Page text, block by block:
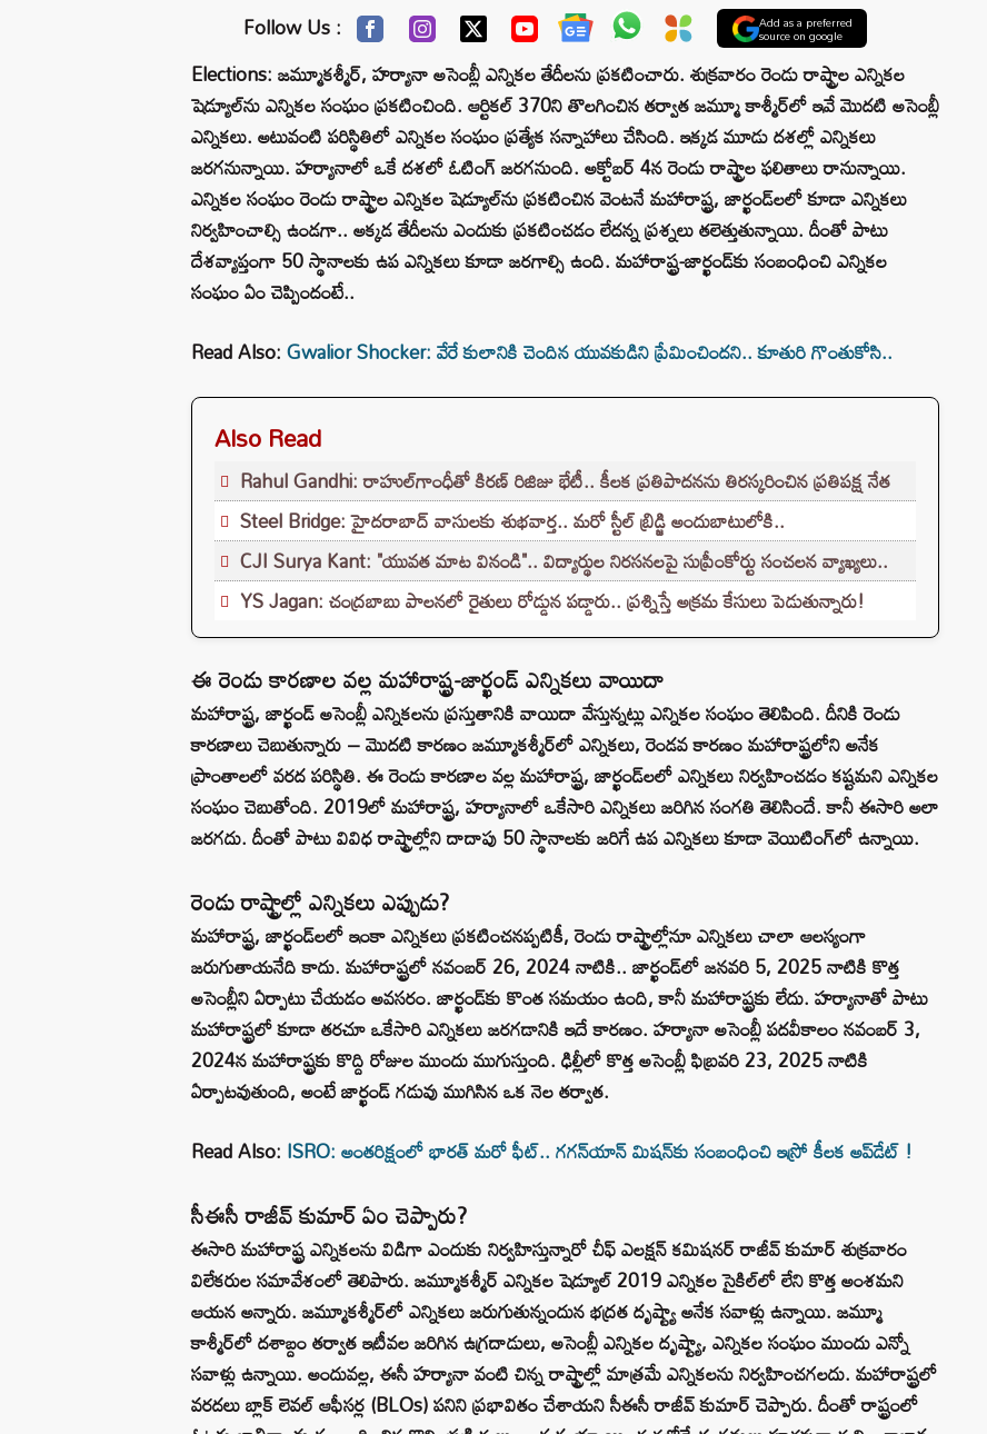
Follow Us : Add as a preferred
source on google
Elections: జమ్మూకశ్మీర్, హర్యానా అసెంబ్లీ ఎన్నికల తేదీలను ప్రకటించారు. శుక్రవారం రెండు రాష్ట్రాల ఎన్నికల
షెడ్యూల్‌ను ఎన్నికల సంఘం ప్రకటించింది. ఆర్టికల్ 370ని తొలగించిన తర్వాత జమ్మూ కాశ్మీర్‌లో ఇవే మొదటి అసెంబ్లీ
ఎన్నికలు. అటువంటి పరిస్థితిలో ఎన్నికల సంఘం ప్రత్యేక సన్నాహాలు చేసింది. ఇక్కడ మూడు దశల్లో ఎన్నికలు
జరగనున్నాయి. హర్యానాలో ఒకే దశలో ఓటింగ్ జరగనుంది. అక్టోబర్ 4న రెండు రాష్ట్రాల ఫలితాలు రానున్నాయి.
ఎన్నికల సంఘం రెండు రాష్ట్రాల ఎన్నికల షెడ్యూల్‌ను ప్రకటించిన వెంటనే మహారాష్ట్ర, జార్ఖండ్‌లలో కూడా ఎన్నికలు
నిర్వహించాల్సి ఉండగా.. అక్కడ తేదీలను ఎందుకు ప్రకటించడం లేదన్న ప్రశ్నలు తలెత్తుతున్నాయి. దీంతో పాటు
దేశవ్యాప్తంగా 50 స్థానాలకు ఉప ఎన్నికలు కూడా జరగాల్సి ఉంది. మహారాష్ట్ర-జార్ఖండ్‌కు సంబంధించి ఎన్నికల
సంఘం ఏం చెప్పిందంటే..
Read Also:Gwalior Shocker: వేరే కులానికి చెందిన యువకుడిని ప్రేమించిందని.. కూతురి గొంతుకోసి..
Also Read
Rahul Gandhi: రాహుల్‌గాంధీతో కిరణ్ రిజిజు భేటీ.. కీలక ప్రతిపాదనను తిరస్కరించిన ప్రతిపక్ష నేత
Steel Bridge: హైదరాబాద్ వాసులకు శుభవార్త.. మరో స్టీల్ బ్రిడ్జి అందుబాటులోకి..
CJI Surya Kant: "యువత మాట వినండి".. విద్యార్థుల నిరసనలపై సుప్రీంకోర్టు సంచలన వ్యాఖ్యలు..
YS Jagan: చంద్రబాబు పాలనలో రైతులు రోడ్డున పడ్డారు.. ప్రశ్నిస్తే అక్రమ కేసులు పెడుతున్నారు!
ఈ రెండు కారణాల వల్ల మహారాష్ట్ర-జార్ఖండ్ ఎన్నికలు వాయిదా
మహారాష్ట్ర, జార్ఖండ్ అసెంబ్లీ ఎన్నికలను ప్రస్తుతానికి వాయిదా వేస్తున్నట్లు ఎన్నికల సంఘం తెలిపింది. దీనికి రెండు
కారణాలు చెబుతున్నారు – మొదటి కారణం జమ్మూకశ్మీర్‌లో ఎన్నికలు, రెండవ కారణం మహారాష్ట్రలోని అనేక
ప్రాంతాలలో వరద పరిస్థితి. ఈ రెండు కారణాల వల్ల మహారాష్ట్ర, జార్ఖండ్‌లలో ఎన్నికలు నిర్వహించడం కష్టమని ఎన్నికల
సంఘం చెబుతోంది. 2019లో మహారాష్ట్ర, హర్యానాలో ఒకేసారి ఎన్నికలు జరిగిన సంగతి తెలిసిందే. కానీ ఈసారి అలా
జరగదు. దీంతో పాటు వివిధ రాష్ట్రాల్లోని దాదాపు 50 స్థానాలకు జరిగే ఉప ఎన్నికలు కూడా వెయిటింగ్‌లో ఉన్నాయి.
రెండు రాష్ట్రాల్లో ఎన్నికలు ఎప్పుడు?
మహారాష్ట్ర, జార్ఖండ్‌లలో ఇంకా ఎన్నికలు ప్రకటించనప్పటికీ, రెండు రాష్ట్రాల్లోనూ ఎన్నికలు చాలా ఆలస్యంగా
జరుగుతాయనేది కాదు. మహారాష్ట్రలో నవంబర్ 26, 2024 నాటికి.. జార్ఖండ్‌లో జనవరి 5, 2025 నాటికి కొత్త
అసెంబ్లీని ఏర్పాటు చేయడం అవసరం. జార్ఖండ్‌కు కొంత సమయం ఉంది, కానీ మహారాష్ట్రకు లేదు. హర్యానాతో పాటు
మహారాష్ట్రలో కూడా తరచూ ఒకేసారి ఎన్నికలు జరగడానికి ఇదే కారణం. హర్యానా అసెంబ్లీ పదవీకాలం నవంబర్ 3,
2024న మహారాష్ట్రకు కొద్ది రోజుల ముందు ముగుస్తుంది. ఢిల్లీలో కొత్త అసెంబ్లీ ఫిబ్రవరి 23, 2025 నాటికి
ఏర్పాటవుతుంది, అంటే జార్ఖండ్ గడువు ముగిసిన ఒక నెల తర్వాత.
Read Also: ISRO: అంతరిక్షంలో భారత్‌ మరో ఫీట్‌.. గగన్‌యాన్‌ మిషన్‌కు సంబంధించి ఇస్రో కీలక అప్‌డేట్‌ !
సీఈసీ రాజీవ్ కుమార్ ఏం చెప్పారు?
ఈసారి మహారాష్ట్ర ఎన్నికలను విడిగా ఎందుకు నిర్వహిస్తున్నారో చీఫ్ ఎలక్షన్ కమిషనర్ రాజీవ్ కుమార్ శుక్రవారం
విలేకరుల సమావేశంలో తెలిపారు. జమ్మూకశ్మీర్ ఎన్నికల షెడ్యూల్ 2019 ఎన్నికల సైకిల్‌లో లేని కొత్త అంశమని
ఆయన అన్నారు. జమ్మూకశ్మీర్‌లో ఎన్నికలు జరుగుతున్నందున భద్రత దృష్ట్యా అనేక సవాళ్లు ఉన్నాయి. జమ్మూ
కాశ్మీర్‌లో దశాబ్దం తర్వాత ఇటీవల జరిగిన ఉగ్రదాడులు, అసెంబ్లీ ఎన్నికల దృష్ట్యా, ఎన్నికల సంఘం ముందు ఎన్నో
సవాళ్లు ఉన్నాయి. అందువల్ల, ఈసీ హర్యానా వంటి చిన్న రాష్ట్రాల్లో మాత్రమే ఎన్నికలను నిర్వహించగలదు. మహారాష్ట్రలో
వరదలు బ్లాక్ లెవల్ ఆఫీసర్ల (BLOs) పనిని ప్రభావితం చేశాయని సీఈసీ రాజీవ్ కుమార్ చెప్పారు. దీంతో రాష్ట్రంలో